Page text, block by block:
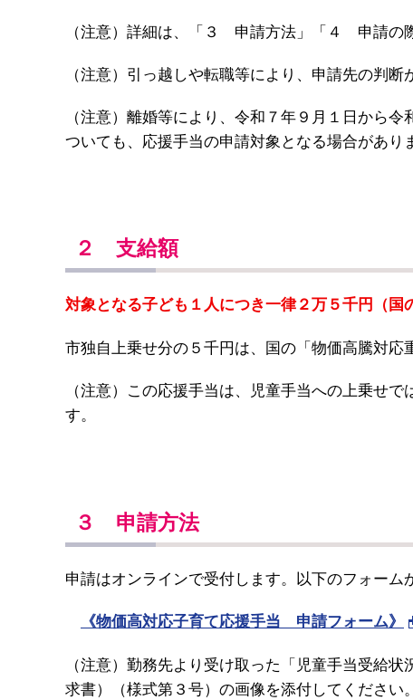
（注意）詳細は、「３ 申請方法」「４ 申請の
（注意）引っ越しや転職等により、申請先の判
（注意）離婚等により、令和７年９月１日から
ついても、応援手当の申請対象となる場合があり
２ 支給額
対象となる子ども１人につき一律２万５千円（国
市独自上乗せ分の５千円は、国の「物価高騰対応
（注意）この応援手当は、児童手当への上乗せ
す。
３ 申請方法
申請はオンラインで受付します。以下のフォーム
《物価高対応子育て応援手当 申請フォーム》
（注意）勤務先より受け取った「児童手当受給
求書）（様式第３号）の画像を添付してください。